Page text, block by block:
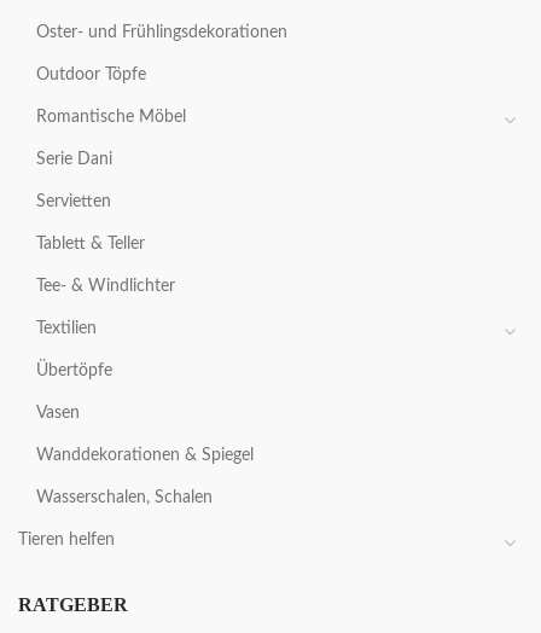
Oster- und Frühlingsdekorationen
Outdoor Töpfe
Romantische Möbel
Serie Dani
Servietten
Tablett & Teller
Tee- & Windlichter
Textilien
Übertöpfe
Vasen
Wanddekorationen & Spiegel
Wasserschalen, Schalen
Tieren helfen
RATGEBER